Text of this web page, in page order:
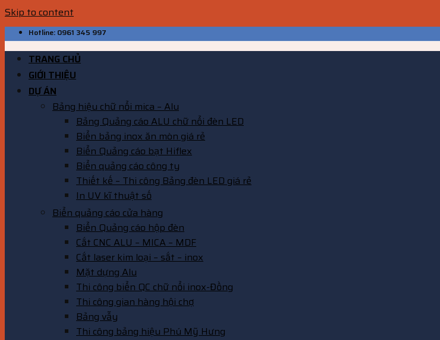
Skip to content
Hotline: 0961 345 997
TRANG CHỦ
GIỚI THIỆU
DỰ ÁN
Bảng hiệu chữ nổi mica – Alu
Bảng Quảng cáo ALU chữ nổi đèn LED
Biển bảng inox ăn mòn giá rẻ
Biển Quảng cáo bạt Hiflex
Biển quảng cáo công ty
Thiết kế – Thi công Bảng đèn LED giá rẻ
In UV kĩ thuật số
Biển quảng cáo cửa hàng
Biển Quảng cáo hộp đèn
Cắt CNC ALU – MICA – MDF
Cắt laser kim loại – sắt – inox
Mặt dựng Alu
Thi công biển QC chữ nổi inox-Đồng
Thi công gian hàng hội chợ
Bảng vẫy
Thi công bảng hiệu Phú Mỹ Hưng